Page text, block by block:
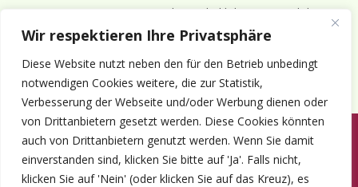
Wir respektieren Ihre Privatsphäre
Diese Website nutzt neben den für den Betrieb unbedingt
notwendigen Cookies weitere, die zur Statistik,
Verbesserung der Webseite und/oder Werbung dienen oder
von Drittanbietern gesetzt werden. Diese Cookies könnten
auch von Drittanbietern genutzt werden. Wenn Sie damit
einverstanden sind, klicken Sie bitte auf 'Ja'. Falls nicht,
klicken Sie auf 'Nein' (oder klicken Sie auf das Kreuz), es
Vorsitzender & inhaltlich Verantwortlicher:
Horst Huthsfeldt
Stellv. Vorsitzender: Eberhard Hewicker
Anmelden Aktuelles Termine Mitgliedschaft
Kontakt
© 1980-2026 Förderverein Schifffahrtsgeschichte Cuxhaven e.V. · ©